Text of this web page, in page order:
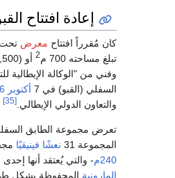
إعادة افتتاح
كان مُقرراً افتتاح معرض
تبلغ مساحته 700 م
2 أو (7,500 قدم
وفني من "الوكالة الإيطالية
السفلي (القبو) في 7
أكتوبر
والتعاون الدولي الإيطالي. [35]
تعرض مجموعة الطابق
المجموعة 31
نعشًا فينيقيًا
240م
- والتي يُعتقد أنها
المارونية المحفوظة بشكل